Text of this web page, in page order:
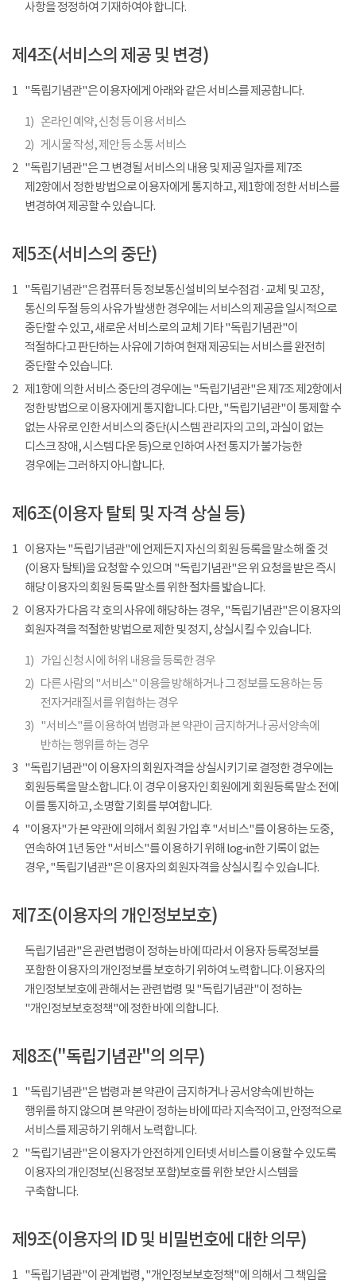
사항을 정정하여 기재하여야 합니다.
제4조(서비스의 제공 및 변경)
1 "독립기념관"은 이용자에게 아래와 같은 서비스를 제공합니다.
1) 온라인 예약, 신청 등 이용 서비스
2) 게시물 작성, 제안 등 소통 서비스
2 "독립기념관"은 그 변경될 서비스의 내용 및 제공 일자를 제7조
제2항에서 정한 방법으로 이용자에게 통지하고, 제1항에 정한 서비스를
변경하여 제공할 수 있습니다.
제5조(서비스의 중단)
1 "독립기념관"은 컴퓨터 등 정보통신설비의 보수점검 · 교체 및 고장,
통신의 두절 등의 사유가 발생한 경우에는 서비스의 제공을 일시적으로
중단할 수 있고, 새로운 서비스로의 교체 기타 "독립기념관"이
적절하다고 판단하는 사유에 기하여 현재 제공되는 서비스를 완전히
중단할 수 있습니다.
2 제1항에 의한 서비스 중단의 경우에는 "독립기념관"은 제7조 제2항에서
정한 방법으로 이용자에게 통지합니다. 다만, "독립기념관"이 통제할 수
없는 사유로 인한 서비스의 중단(시스템 관리자의 고의, 과실이 없는
디스크 장애, 시스템 다운 등)으로 인하여 사전 통지가 불가능한
경우에는 그러하지 아니합니다.
제6조(이용자 탈퇴 및 자격 상실 등)
1 이용자는 "독립기념관"에 언제든지 자신의 회원 등록을 말소해 줄 것
(이용자 탈퇴)을 요청할 수 있으며 "독립기념관"은 위 요청을 받은 즉시
해당 이용자의 회원 등록 말소를 위한 절차를 밟습니다.
2 이용자가 다음 각 호의 사유에 해당하는 경우, "독립기념관"은 이용자의
회원자격을 적절한 방법으로 제한 및 정지, 상실시킬 수 있습니다.
1) 가입 신청 시에 허위 내용을 등록한 경우
2) 다른 사람의 "서비스" 이용을 방해하거나 그 정보를 도용하는 등
전자거래질서를 위협하는 경우
3) "서비스"를 이용하여 법령과 본 약관이 금지하거나 공서양속에
반하는 행위를 하는 경우
3 "독립기념관"이 이용자의 회원자격을 상실시키기로 결정한 경우에는
회원등록을 말소합니다. 이 경우 이용자인 회원에게 회원등록 말소 전에
이를 통지하고, 소명할 기회를 부여합니다.
4
"이용자"가 본 약관에 의해서 회원 가입 후 "서비스"를 이용하는 도중,
연속하여 1년 동안 "서비스"를 이용하기 위해 log-in한 기록이 없는
경우, "독립기념관"은 이용자의 회원자격을 상실시킬 수 있습니다.
제7조(이용자의 개인정보보호)
독립기념관"은 관련법령이 정하는 바에 따라서 이용자 등록정보를
포함한 이용자의 개인정보를 보호하기 위하여 노력합니다. 이용자의
개인정보보호에 관해서는 관련법령 및 "독립기념관"이 정하는
"개인정보보호정책"에 정한 바에 의합니다.
제8조("독립기념관"의 의무)
1 "독립기념관"은 법령과 본 약관이 금지하거나 공서양속에 반하는
행위를 하지 않으며 본 약관이 정하는 바에 따라 지속적이고, 안정적으로
서비스를 제공하기 위해서 노력합니다.
2 "독립기념관"은 이용자가 안전하게 인터넷 서비스를 이용할 수 있도록
이용자의 개인정보(신용정보 포함)보호를 위한 보안 시스템을
구축합니다.
제9조(이용자의 ID 및 비밀번호에 대한 의무)
1 "독립기념관"이 관계법령, "개인정보보호정책"에 의해서 그 책임을